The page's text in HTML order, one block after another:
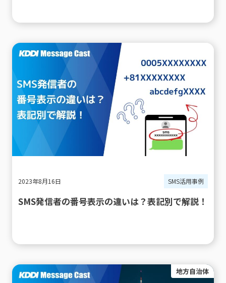
2023年8月16日 SMS活用事例
SMS発信者の番号表示の違いは？表記別で解説！
地方自治体